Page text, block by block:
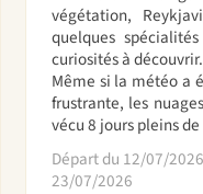
végétation,
quelques
curiosités à découvrir.
Même si la météo a
frustrante, les
vécu 8 jours pleins
Départ du 12/07/
23/07/2026